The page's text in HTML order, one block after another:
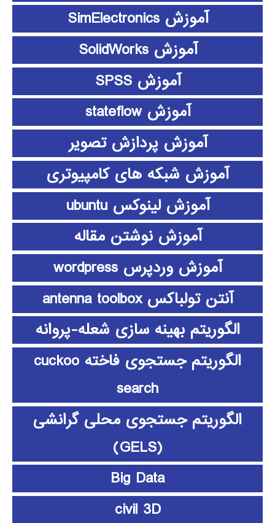
آموزش SimElectronics
آموزش SolidWorks
آموزش SPSS
آموزش stateflow
آموزش پردازش تصویر
آموزش شبکه های کامپیوتری
آموزش لینوکس ubuntu
آموزش نوشتن مقاله
آموزش وردپرس wordpress
آنتن تولباکس antenna toolbox
الگوریتم بهینه سازی شعله-پروانه
الگوریتم جستجوی فاخته cuckoo
search
الگوریتم جستجوی محلی گرانشی
(GELS)
Big Data
civil 3D